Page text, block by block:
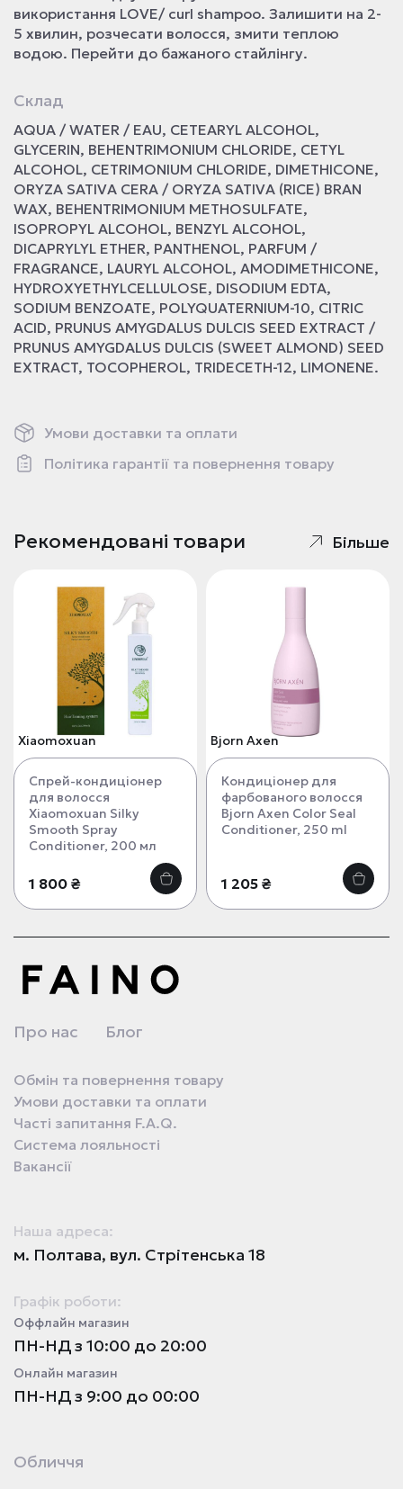
використання LOVE/ curl shampoo. Залишити на 2-
5 хвилин, розчесати волосся, змити теплою
водою. Перейти до бажаного стайлінгу.
Склад
AQUA / WATER / EAU, CETEARYL ALCOHOL,
GLYCERIN, BEHENTRIMONIUM CHLORIDE, CETYL
ALCOHOL, CETRIMONIUM CHLORIDE, DIMETHICONE,
ORYZA SATIVA CERA / ORYZA SATIVA (RICE) BRAN
WAX, BEHENTRIMONIUM METHOSULFATE,
ISOPROPYL ALCOHOL, BENZYL ALCOHOL,
DICAPRYLYL ETHER, PANTHENOL, PARFUM /
FRAGRANCE, LAURYL ALCOHOL, AMODIMETHICONE,
HYDROXYETHYLCELLULOSE, DISODIUM EDTA,
SODIUM BENZOATE, POLYQUATERNIUM-10, CITRIC
ACID, PRUNUS AMYGDALUS DULCIS SEED EXTRACT /
PRUNUS AMYGDALUS DULCIS (SWEET ALMOND) SEED
EXTRACT, TOCOPHEROL, TRIDECETH-12, LIMONENE.
Умови доставки та оплати
Політика гарантії та повернення товару
Рекомендовані товари Більше
Xiaomoxuan
Спрей-кондиціонер
для волосся
Xiaomoxuan Silky
Smooth Spray
Conditioner, 200 мл
1 800 ₴
Bjorn Axen
Кондиціонер для
фарбованого волосся
Bjorn Axen Color Seal
Conditioner, 250 ml
1 205 ₴
Про нас Блог
Обмін та повернення товару
Умови доставки та оплати
Часті запитання F.A.Q.
Система лояльності
Вакансії
Наша адреса:
м. Полтава, вул. Стрітенська 18
Графік роботи:
Оффлайн магазин
ПН-НД з 10:00 до 20:00
Онлайн магазин
ПН-НД з 9:00 до 00:00
Обличчя